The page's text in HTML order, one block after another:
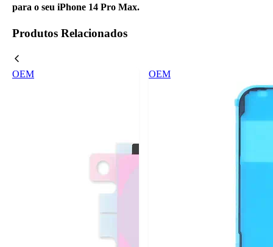
para o seu iPhone 14 Pro Max.
Produtos Relacionados
OEM OEM